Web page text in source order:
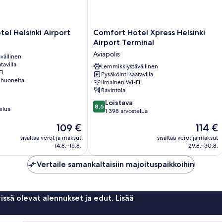
Helsinki Airport
Hinta
on
109 €
109 €
sisältää verot ja maksut
14.8.–15.8.
Comfort
Hotel
Xpress
Helsinki
Airport
Terminal
Aviapolis
Comfort Hotel Xpress Helsinki
Airport Terminal
Aviapolis
Lemmikkiystävällinen
Pysäköinti saatavilla
Ilmainen Wi-Fi
Ravintola
8.6
kautta
8,6 Loistava
1 398 arvostelua
Hinta
on
114 €
114 €
sisältää verot ja maksut
29.8.–30.8.
Vertaile samankaltaisiin majoituspaikkoihin
olevat alennukset ja edut. Lisää